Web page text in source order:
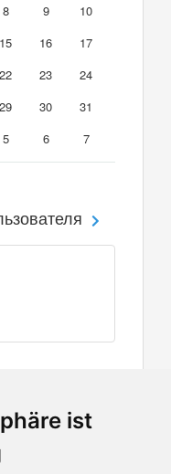
ist
8 9
10
15 16
17
22 23
24
29 30
31
5 6 7